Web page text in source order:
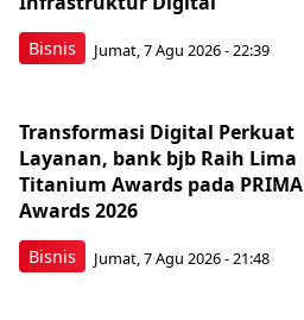
Bisnis Jumat, 7 Agu 2026 - 22:39
Bisnis
Transformasi Digital Perkuat
Layanan, bank bjb Raih Lima
Titanium Awards pada PRIMA
Awards 2026
Jumat, 7 Agu 2026 - 21:48